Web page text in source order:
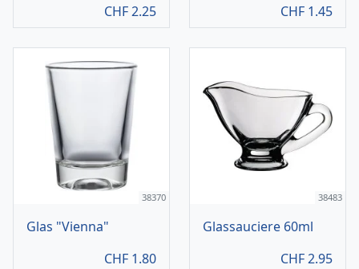
CHF2.25
CHF 1.45
38370
Glas "Vienna"
CHF 1.80
38483
Glassauciere 60ml
CHF2.95